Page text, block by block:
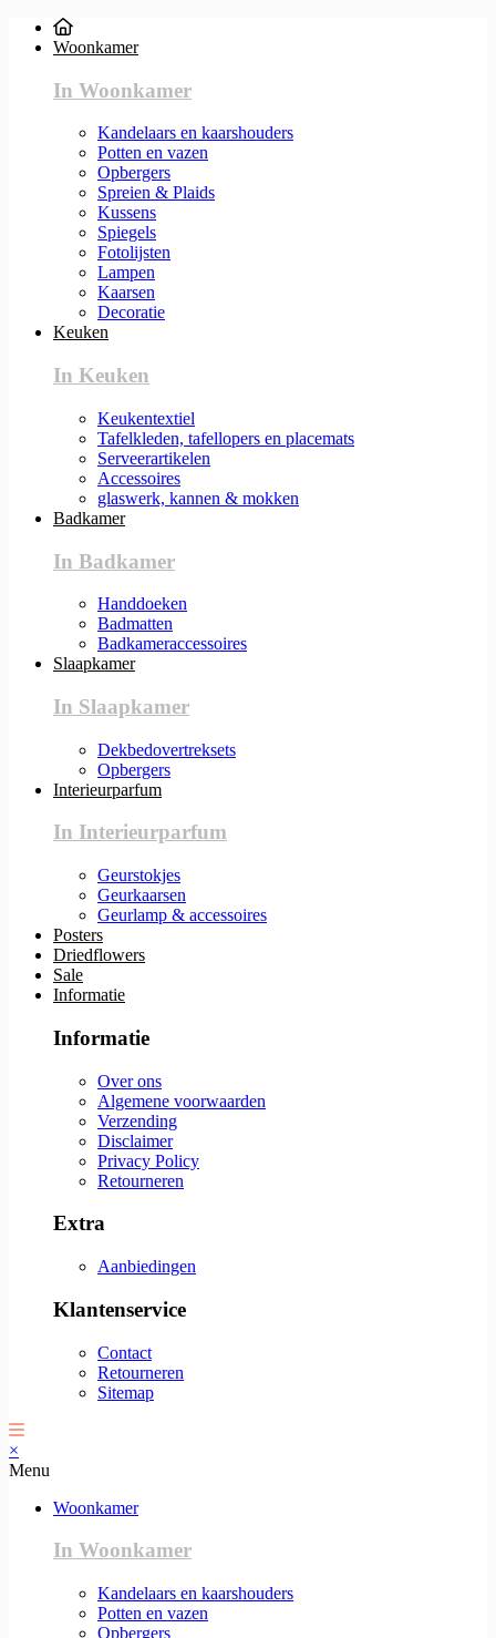
Woonkamer
In Woonkamer
Kandelaars en kaarshouders
Potten en vazen
Opbergers
Spreien & Plaids
Kussens
Spiegels
Fotolijsten
Lampen
Kaarsen
Decoratie
Keuken
In Keuken
Keukentextiel
Tafelkleden, tafellopers en placemats
Serveerartikelen
Accessoires
glaswerk, kannen & mokken
Badkamer
In Badkamer
Handdoeken
Badmatten
Badkameraccessoires
Slaapkamer
In Slaapkamer
Dekbedovertreksets
Opbergers
Interieurparfum
In Interieurparfum
Geurstokjes
Geurkaarsen
Geurlamp & accessoires
Posters
Driedflowers
Sale
Informatie
Informatie
Over ons
Algemene voorwaarden
Verzending
Disclaimer
Privacy Policy
Retourneren
Extra
Aanbiedingen
Klantenservice
Contact
Retourneren
Sitemap
×
Menu
Woonkamer
In Woonkamer
Kandelaars en kaarshouders
Potten en vazen
Opbergers